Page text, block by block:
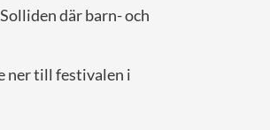
där barn- och
ner till festivalen i